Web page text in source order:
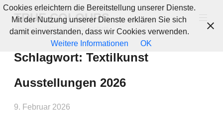
Zum
Inhalt
springen
TRUE COLOURS
Atelier von Birgit Herzberg-Jochum.
Schlagwort:Textilkunst
Ausstellungen 2026
9. Februar 2026
Cookies erleichtern die Bereitstellung unserer Dienste.
Mit der Nutzung unserer Dienste erklären Sie sich
damit einverstanden, dass wir Cookies verwenden.
Weitere Informationen
OK